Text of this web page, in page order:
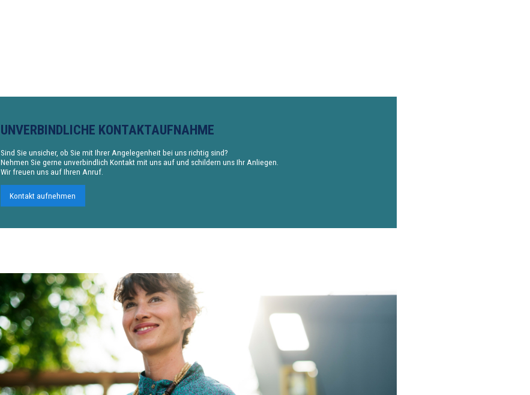
UNVERBINDLICHE KONTAKTAUFNAHME
Sind Sie unsicher, ob Sie mit Ihrer Angelegenheit bei uns richtig sind?
Nehmen Sie gerne unverbindlich Kontakt mit uns auf und schildern uns Ihr Anliegen.
Wir freuen uns auf Ihren Anruf.
Kontakt aufnehmen